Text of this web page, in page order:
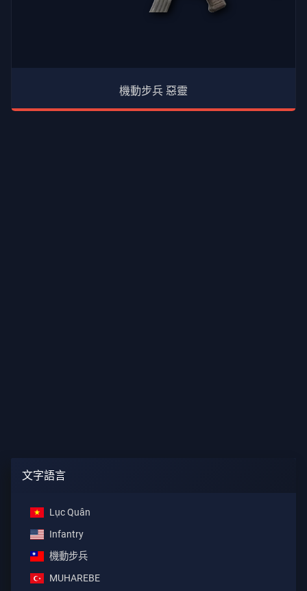
機動步兵 惡靈
文字語言
Lục Quân
Infantry
機動步兵
MUHAREBE